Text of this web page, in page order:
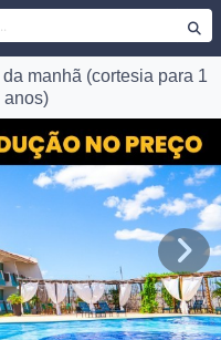
manhã (cortesia para 1
anos)
Next